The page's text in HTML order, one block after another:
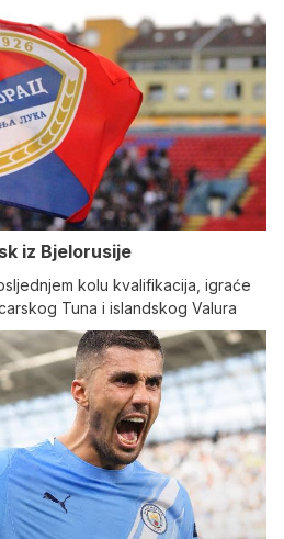
iz Bjelorusije
kolu kvalifikacija, igraće
Tuna i islandskog Valura